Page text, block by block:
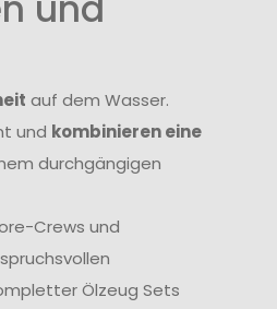
auf dem Wasser.
und kombinieren eine
durchgängigen
Crews und
Ölzeug Sets